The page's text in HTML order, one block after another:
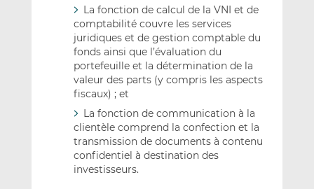
La fonction de calcul de la VNI et de
comptabilité couvre les services
juridiques et de gestion comptable du
fonds ainsi que l’évaluation du
portefeuille et la détermination de la
valeur des parts (y compris les aspects
fiscaux) ; et
La fonction de communication à la
clientèle comprend la confection et la
transmission de documents à contenu
confidentiel à destination des
investisseurs.